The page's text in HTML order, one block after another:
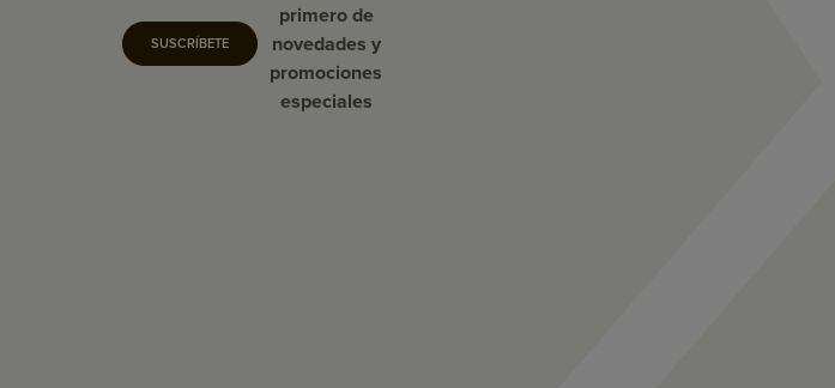
SUSCRÍBETE
primero de
novedades y
promociones
especiales